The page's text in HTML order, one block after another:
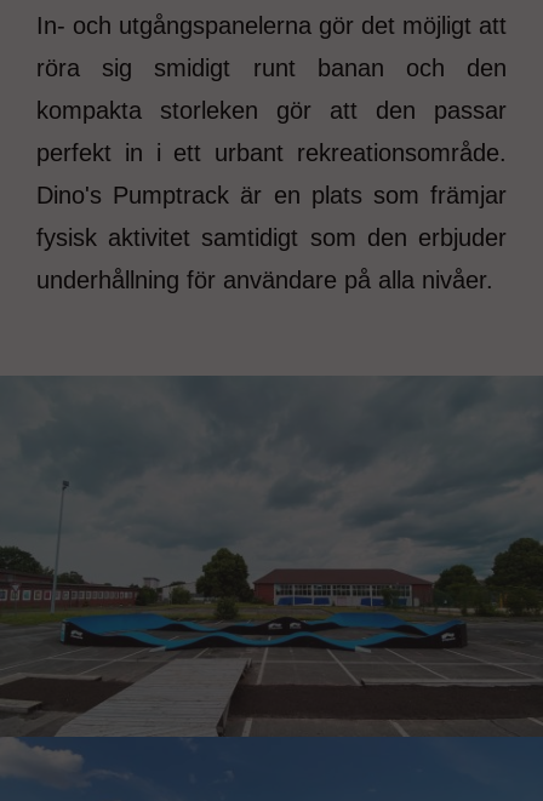
In- och utgångspanelerna gör det möjligt att
röra sig smidigt runt banan och den
kompakta storleken gör att den passar
perfekt in i ett urbant rekreationsområde.
Dino's Pumptrack är en plats som främjar
fysisk aktivitet samtidigt som den erbjuder
underhållning för användare på alla nivåer.